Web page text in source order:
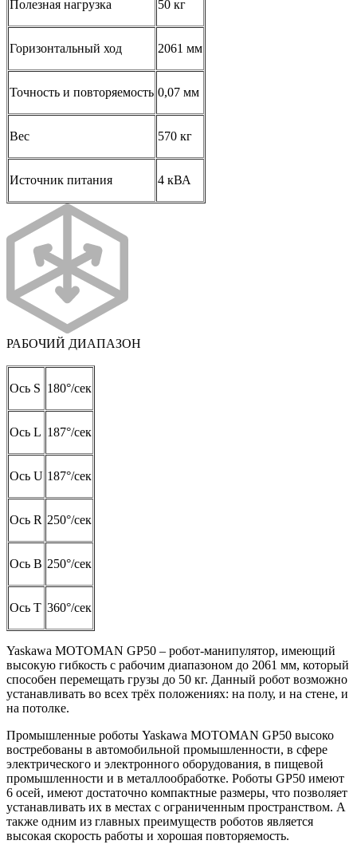
Полезная нагрузка 50 кг
Горизонтальный ход 2061 мм
Точность и повторяемость 0,07 мм
Вес 570 кг
Источник питания 4 кВА
РАБОЧИЙ ДИАПАЗОН
Ось S 180°/сек
Ось L 187°/сек
Ось U 187°/сек
Ось R 250°/сек
Ось B 250°/сек
Ось T 360°/сек
Yaskawa MOTOMAN GP50 – робот-манипулятор, имеющий
высокую гибкость с рабочим диапазоном до 2061 мм, который
способен перемещать грузы до 50 кг. Данный робот возможно
устанавливать во всех трёх положениях: на полу, и на стене, и
на потолке.
Промышленные роботы Yaskawa MOTOMAN GP50 высоко
востребованы в автомобильной промышленности, в сфере
электрического и электронного оборудования, в пищевой
промышленности и в металлообработке. Роботы GP50 имеют
6 осей, имеют достаточно компактные размеры, что позволяет
устанавливать их в местах с ограниченным пространством. А
также одним из главных преимуществ роботов является
высокая скорость работы и хорошая повторяемость.